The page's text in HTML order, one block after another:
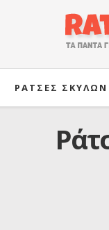
ΡΑΤΣΕΣ ΣΚΥΛΩΝ